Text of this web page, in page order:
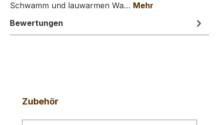
Schwamm und lauwarmen Wa… Mehr
Bewertungen
Produktgalerie überspringen
Zubehör